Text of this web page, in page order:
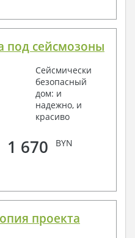
под сейсмозоны
Сейсмически
безопасный
дом: и
надежно, и
красиво
1 670 BYN
проекта